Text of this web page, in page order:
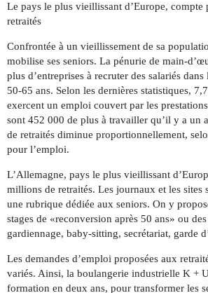
Le pays le plus vieillissant d’Europe,
retraités
Confrontée à un vieillissement de sa
mobilise ses seniors. La pénurie de main-
plus d’entreprises à recruter des salariés dans
50-65 ans. Selon les dernières statistiques,
exercent un emploi couvert par les
sont 452 000 de plus à travailler qu’il y a un
de retraités diminue proportionnellement,
pour l’emploi.
L’Allemagne, pays le plus vieillissant
millions de retraités. Les journaux et les sites
une rubrique dédiée aux seniors. On y
stages de «reconversion après 50 ans» ou
gardiennage, baby-sitting, secrétariat, garde
Les demandes d’emploi proposées aux
variés. Ainsi, la boulangerie industrielle K +
formation en deux ans, pour transformer les